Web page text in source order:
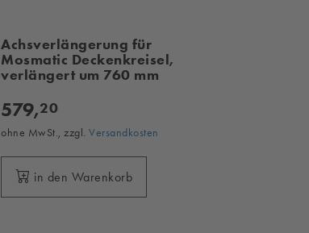
Achsverlängerung für
Mosmatic Deckenkreisel,
verlängert um 760 mm
579,20
ohne MwSt., zzgl.Versandkosten
in den Warenkorb